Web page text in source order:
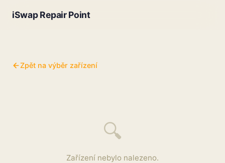
iSwap Repair Point
Zpět na výběr zařízení
🔍
Zařízení nebylo nalezeno.